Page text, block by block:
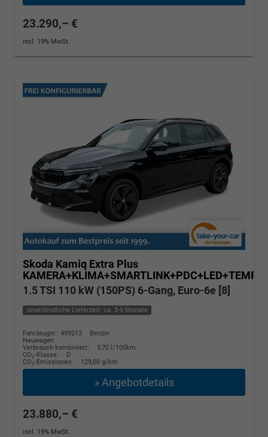
23.290,– €
incl. 19% MwSt.
Skoda Kamiq Extra Plus
1.5 TSI 110 kW (150PS) 6-Gang, Euro-6e [8]
unverbindliche Lieferzeit: ca. 3-5 Monate
Fahrzeugnr.: 499213
Benzin
Neuwagen
Verbrauch kombiniert:
5,70 l/100km
CO2-Klasse:
D
CO2-Emissionen: 129,00 g/km
» Angebotdetails
23.880,– €
incl. 19% MwSt.